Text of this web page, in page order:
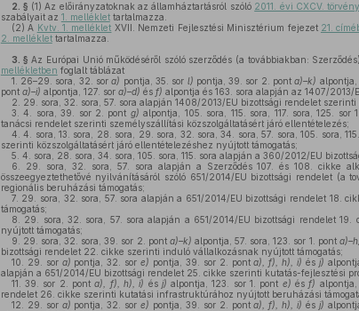
2. § (1) Az előirányzatoknak az államháztartásról szóló 2011. évi CXCV.
szabályait az 1. melléklettartalmazza.
(2) A Kvtv. 1. melléklet XVII. Nemzeti Fejlesztési Minisztérium fejezet 21.
2. melléklettartalmazza.
3. § Az Európai Unió működéséről szóló szerződés (a továbbiakban:
mellékletben foglalt táblázat
1.
26–29. sora, 32. sora) pontja, 35. sor l) pontja, 39. sor 2. ponta)–k) alpontja,
pont a)–i) alpontja, 127. sor a)–d) és f) alpontja és 163. sora alapján az 1407/
2.
29. sora, 32. sora, 57. sora alapján 1408/2013/EU bizottsági rendelet
3.
4. sora, 39. sor 2. pont g) alpontja, 105. sora, 115. sora, 117. sora, 125. sor
tanácsi rendelet szerinti személyszállítási közszolgáltatásért járó ellentételezés;
4. 4. sora, 13. sora, 28. sora, 29. sora, 32. sora, 34. sora, 57. sora, 105. sora,
szerinti közszolgáltatásért járó ellentételezéshez nyújtott támogatás;
5. 4. sora, 28. sora, 34. sora, 105. sora, 115. sora alapján a 360/2012/EU
6.
29. sora, 32. sora, 57. sora alapján a Szerződés 107. és 108. cikke
összeegyeztethetővé nyilvánításáról szóló 651/2014/EU bizottsági rendelet (a
regionális beruházási támogatás;
7. 29. sora, 32. sora, 57. sora alapján a 651/2014/EU bizottsági rendelet 18.
támogatás;
8.
29. sora, 32. sora, 57. sora alapján a 651/2014/EU bizottsági rendelet
nyújtott támogatás;
9.
29. sora, 32. sora, 39. sor 2. pont a)–k) alpontja, 57. sora, 123. sor 1. pont
bizottsági rendelet 22. cikke szerinti induló vállalkozásnak nyújtott támogatás;
10.
29. sor a) pontja, 32. sore) pontja, 39. sor 2. ponta), f), h), i) és j)
alapján a 651/2014/EU bizottsági rendelet 25. cikke szerinti kutatás-fejlesztési
11.
39. sor 2. ponta), f), h), i) és j) alpontja, 123. sor 1. pont e) ésf)
rendelet 26. cikke szerinti kutatási infrastruktúrához nyújtott beruházási
12.
29. sor a) pontja, 32. sore) pontja, 39. sor 2. ponta), f), h), i) és j)